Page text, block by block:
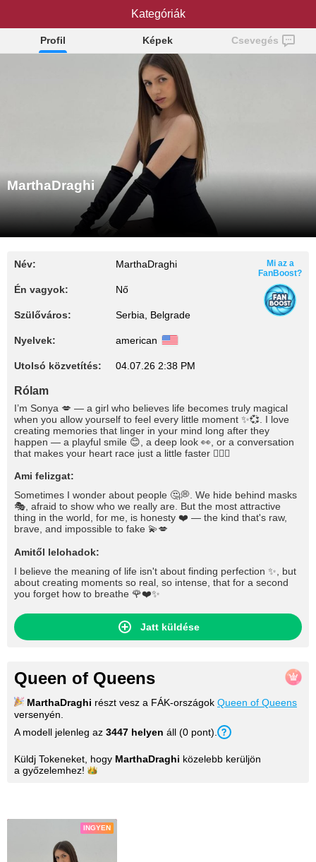
MarthaDraghi
Profil Képek Csevegés
MarthaDraghi
Név: MarthaDraghi
Én vagyok: Nő
Szülőváros: Serbia, Belgrade
Nyelvek: american
Utolsó közvetítés: 04.07.26 2:38 PM
Mi az a
FanBoost?
Rólam
I’m Sonya 💋 — a girl who believes life becomes truly magical
when you allow yourself to feel every little moment ✨💞. I love
creating memories that linger in your mind long after they
happen — a playful smile 😊, a deep look 👀, or a conversation
that makes your heart race just a little faster ❤️‍🔥🌹
Ami felizgat:
Sometimes I wonder about people 🤔💭. We hide behind masks
🎭, afraid to show who we really are. But the most attractive
thing in the world, for me, is honesty ❤️ — the kind that's raw,
brave, and impossible to fake 💫💋
Amitől lelohadok:
I believe the meaning of life isn't about finding perfection ✨, but
about creating moments so real, so intense, that for a second
you forget how to breathe 🌹❤️✨
Jatt küldése
Queen of Queens
MarthaDraghi részt vesz a FÁK-országok Queen of Queens
versenyén.
A modell jelenleg az 3447 helyen áll (0 pont).
Küldj Tokeneket, hogy MarthaDraghi közelebb kerüljön
a győzelemhez!
INGYEN
Kategóriák